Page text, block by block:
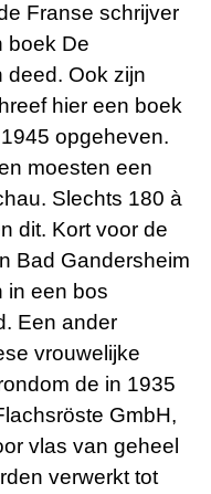
Franse schrijver
boek De
deed. Ook zijn
hier een boek
opgeheven.
moesten een
Slechts 180 à
dit. Kort voor de
Bad Gandersheim
in een bos
Een ander
vrouwelijke
de in 1935
GmbH,
vlas van geheel
verwerkt tot